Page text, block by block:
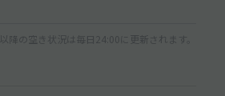
以降の空き状況は毎日24:00に更新されます。